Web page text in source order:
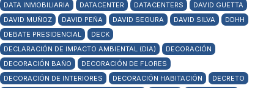
DATA INMOBILIARIA
DATACENTER DATACENTERS
DAVID GUETTA
DAVID MUÑOZ
DAVID PEÑA DAVID SEGURA DAVID SILVA
DDHH
DEBATE PRESIDENCIAL
DECK
DECLARACIÓN DE IMPACTO AMBIENTAL (DIA)
DECORACIÓN
DECORACIÓN BAÑO
DECORACIÓN DE FLORES
DECORACIÓN DE INTERIORES
DECORACIÓN HABITACIÓN
DECRETO